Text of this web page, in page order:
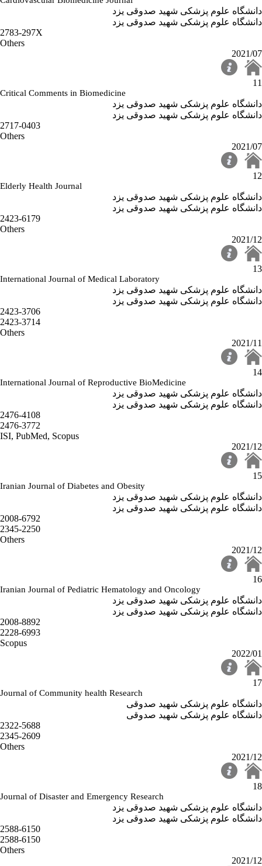
دانشگاه علوم پزشکی شهید صدوقی یزد
دانشگاه علوم پزشکی شهید صدوقی یزد
2783-297X
Others
2021/07
11
Critical Comments in Biomedicine
دانشگاه علوم پزشکی شهید صدوقی یزد
دانشگاه علوم پزشکی شهید صدوقی یزد
2717-0403
Others
2021/07
12
Elderly Health Journal
دانشگاه علوم پزشکی شهید صدوقی یزد
دانشگاه علوم پزشکی شهید صدوقی یزد
2423-6179
Others
2021/12
13
International Journal of Medical Laboratory
دانشگاه علوم پزشکی شهید صدوقی یزد
دانشگاه علوم پزشکی شهید صدوقی یزد
2423-3706
2423-3714
Others
2021/11
14
International Journal of Reproductive BioMedicine
دانشگاه علوم پزشکی شهید صدوقی یزد
دانشگاه علوم پزشکی شهید صدوقی یزد
2476-4108
2476-3772
ISI, PubMed, Scopus
2021/12
15
Iranian Journal of Diabetes and Obesity
دانشگاه علوم پزشکی شهید صدوقی یزد
دانشگاه علوم پزشکی شهید صدوقی یزد
2008-6792
2345-2250
Others
2021/12
16
Iranian Journal of Pediatric Hematology and Oncology
دانشگاه علوم پزشکی شهید صدوقی یزد
دانشگاه علوم پزشکی شهید صدوقی یزد
2008-8892
2228-6993
Scopus
2022/01
17
Journal of Community health Research
دانشگاه علوم پزشکی شهید صدوقی
دانشگاه علوم پزشکی شهید صدوقی
2322-5688
2345-2609
Others
2021/12
18
Journal of Disaster and Emergency Research
دانشگاه علوم پزشکی شهید صدوقی یزد
دانشگاه علوم پزشکی شهید صدوقی یزد
2588-6150
2588-6150
Others
2021/12